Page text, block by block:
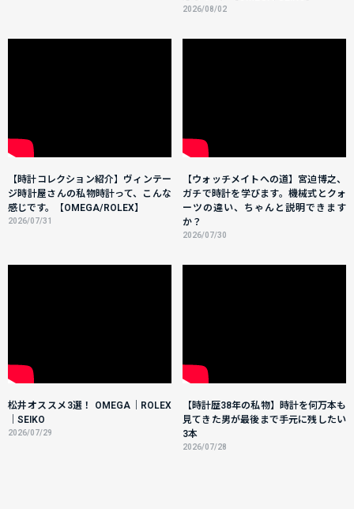
2026/08/02
【時計コレクション紹介】ヴィンテー
ジ時計屋さんの私物時計って、こんな
感じです。【OMEGA/ROLEX】
2026/07/31
【ウォッチメイトへの道】宮迫博之、
ガチで時計を学びます。機械式とクォ
ーツの違い、ちゃんと説明できます
か？
2026/07/30
松井オススメ3選！ OMEGA｜ROLEX
｜SEIKO
2026/07/29
【時計歴38年の私物】時計を何万本も
見てきた男が最後まで手元に残したい
3本
2026/07/28